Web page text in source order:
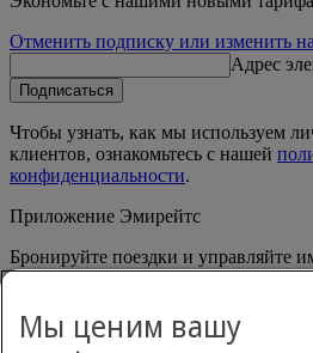
Отменить подписку или изменить
Адрес
Подписаться
Чтобы узнать, как мы используем
клиентов, ознакомьтесь с нашей
конфиденциальности.
Приложение Эмирейтс
Бронируйте поездки и управляйте
Google Play Google Play
Huawei App Galleryhuawai os
Мы ценим вашу